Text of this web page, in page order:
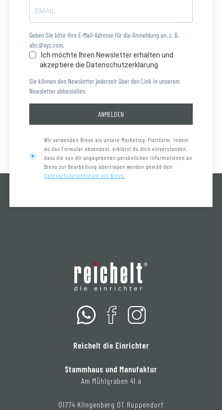
Geben Sie bitte Ihre E-Mail-Adresse für die Anmeldung an, z. B.
abc@xyz.com.
Ich möchte Ihren Newsletter erhalten und
akzeptiere die Datenschutzerklärung.
Sie können den Newsletter jederzeit über den Link in unserem
Newsletter abbestellen.
ANMELDEN
Wir verwenden Brevo als unsere Marketing-Plattform. Indem
du das Formular absendest, erklärst du dich einverstanden,
dass die von dir angegebenen persönlichen Informationen an
Brevo zur Bearbeitung übertragen werden gemäß den
Datenschutzrichtlinien von Brevo.
Reichelt die Einrichter
Stammhaus und Manufaktur
Am Mühlgraben 41 a
01774 Klingenberg OT Ruppendorf